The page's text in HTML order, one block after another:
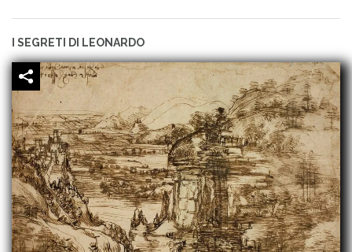
I SEGRETI DI LEONARDO